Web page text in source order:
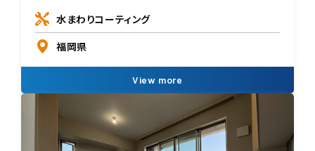
水まわりコーティング
福岡県
View more